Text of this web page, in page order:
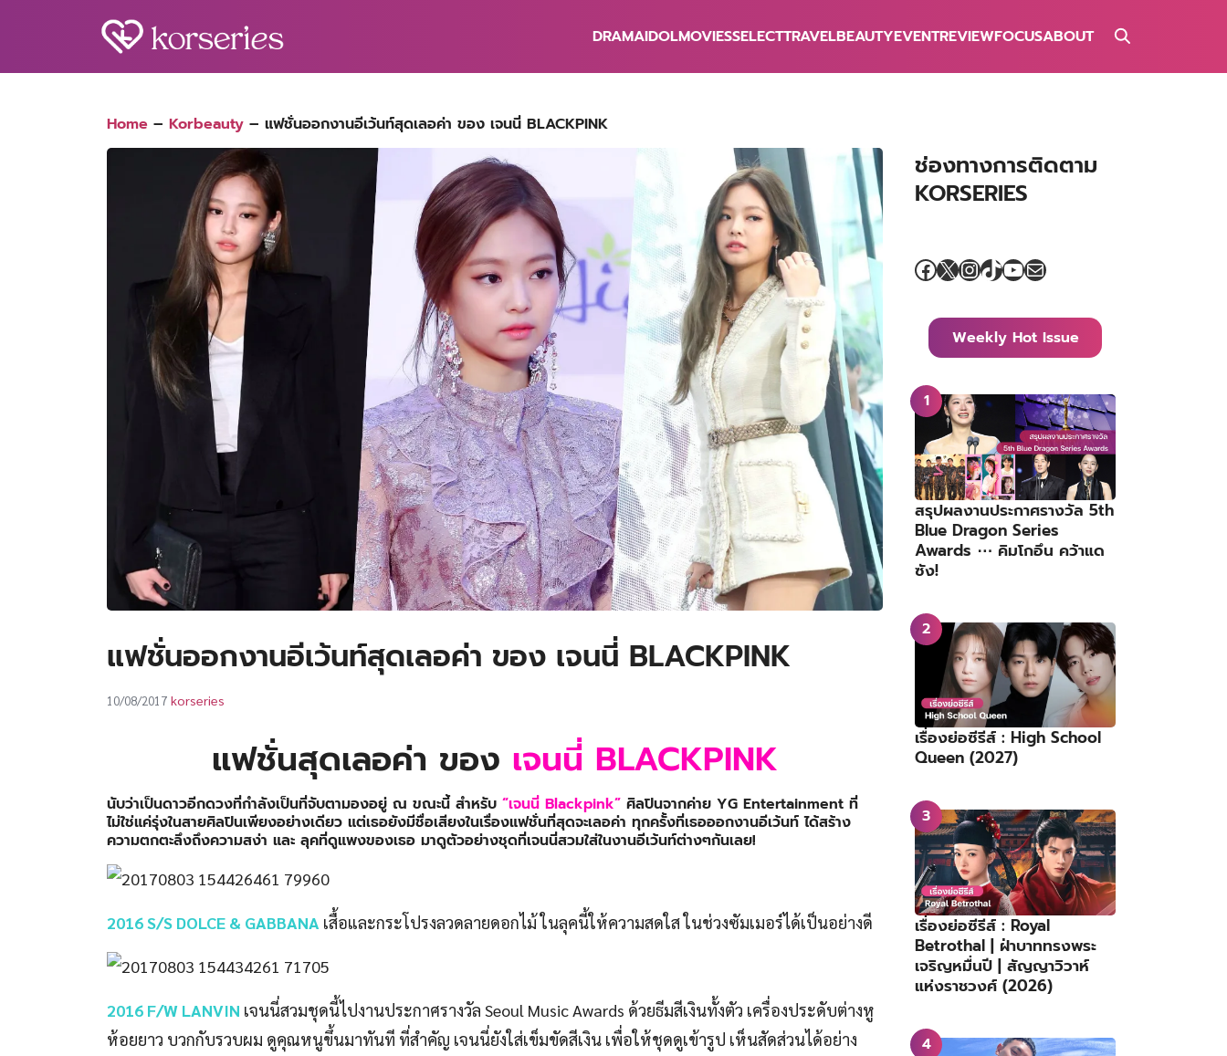
DRAMAIDOLMOVIESSELECTTRAVELBEAUTYEVENTREVIEWFOCUSABOUT
Home – Korbeauty – แฟชั่นออกงานอีเว้นท์สุดเลอค่า ของ เจนนี่ BLACKPINK
แฟชั่นออกงานอีเว้นท์สุดเลอค่า ของ เจนนี่ BLACKPINK
10/08/2017 korseries
แฟชั่นสุดเลอค่า ของ เจนนี่ BLACKPINK
นับว่าเป็นดาวอีกดวงที่กำลังเป็นที่จับตามองอยู่ ณ ขณะนี้ สำหรับ “เจนนี่ Blackpink” ศิลปินจากค่าย YG Entertainment ที่
ไม่ใช่แค่รุ่งในสายศิลปินเพียงอย่างเดียว แต่เธอยังมีชื่อเสียงในเรื่องแฟชั่นที่สุดจะเลอค่า ทุกครั้งที่เธอออกงานอีเว้นท์ ได้สร้าง
ความตกตะลึงถึงความสง่า และ ลุคที่ดูแพงของเธอ มาดูตัวอย่างชุดที่เจนนี่สวมใส่ในงานอีเว้นท์ต่างๆกันเลย!
2016 S/S DOLCE & GABBANA เสื้อและกระโปรงลวดลายดอกไม้ ในลุคนี้ให้ความสดใส ในช่วงซัมเมอร์ได้เป็นอย่างดี
2016 F/W LANVIN เจนนี่สวมชุดนี้ไปงานประกาศรางวัล Seoul Music Awards ด้วยธีมสีเงินทั้งตัว เครื่องประดับต่างหู
ห้อยยาว บวกกับรวบผม ดูคุณหนูขึ้นมาทันที ที่สำคัญ เจนนี่ยังใส่เข็มขัดสีเงิน เพื่อให้ชุดดูเข้ารูป เห็นสัดส่วนได้อย่าง
ช่องทางการติดตาม
KORSERIES
Facebook
X Instagram
TikTok
YouTube
Mail
Weekly Hot Issue
สรุปผลงานประกาศรางวัล 5th
Blue Dragon Series
Awards ⋯ คิมโกอึน คว้าแด
ซัง!
เรื่องย่อซีรีส์ : High School
Queen (2027)
เรื่องย่อซีรีส์ : Royal
Betrothal | ฝ่าบาททรงพระ
เจริญหมื่นปี | สัญญาวิวาห์
แห่งราชวงศ์ (2026)